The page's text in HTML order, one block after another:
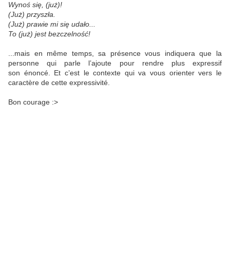
Wynoś się, (już)!
(Już) przyszła.
(Już) prawie mi się udało...
To (już) jest bezczelność!
...mais en même temps, sa présence vous indiquera que la
personne qui parle l’ajoute pour rendre plus expressif
son énoncé. Et c’est le contexte qui va vous orienter vers le
caractère de cette expressivité.
Bon courage :>